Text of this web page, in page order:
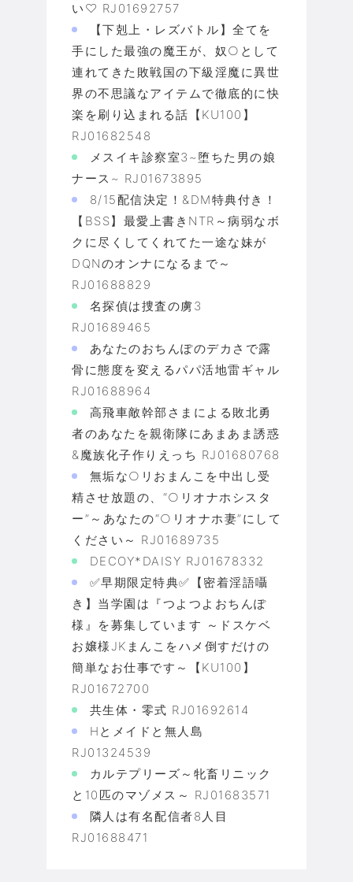
い♡ RJ01692757
【下剋上・レズバトル】全てを
手にした最強の魔王が、奴○として
連れてきた敗戦国の下級淫魔に異世
界の不思議なアイテムで徹底的に快
楽を刷り込まれる話【KU100】
RJ01682548
メスイキ診察室3~堕ちた男の娘
ナース~ RJ01673895
8/15配信決定！&DM特典付き！
【BSS】最愛上書きNTR～病弱なボ
クに尽くしてくれてた一途な妹が
DQNのオンナになるまで～
RJ01688829
名探偵は捜査の虜3
RJ01689465
あなたのおちんぽのデカさで露
骨に態度を変えるパパ活地雷ギャル
RJ01688964
高飛車敵幹部さまによる敗北勇
者のあなたを親衛隊にあまあま誘惑
&魔族化子作りえっち RJ01680768
無垢な○リおまんこを中出し受
精させ放題の、“○リオナホシスタ
ー”～あなたの“○リオナホ妻”にして
ください～ RJ01689735
DECOY*DAISY RJ01678332
✅早期限定特典✅【密着淫語囁
き】当学園は『つよつよおちんぽ
様』を募集しています ～ドスケベ
お嬢様JKまんこをハメ倒すだけの
簡単なお仕事です～【KU100】
RJ01672700
共生体・零式 RJ01692614
Hとメイドと無人島
RJ01324539
カルテプリーズ～牝畜リニック
と10匹のマゾメス～ RJ01683571
隣人は有名配信者8人目
RJ01688471